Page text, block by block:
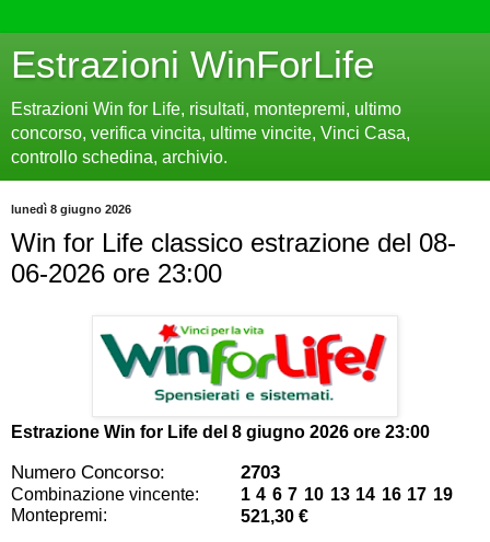
Estrazioni WinForLife
Estrazioni Win for Life, risultati, montepremi, ultimo
concorso, verifica vincita, ultime vincite, Vinci Casa,
controllo schedina, archivio.
lunedì 8 giugno 2026
Win for Life classico estrazione del 08-
06-2026 ore 23:00
Estrazione Win for Life del 8 giugno 2026 ore 23:00
Numero Concorso: 2703
Combinazione vincente:
1 4 6 7 10 13 14 16 17 19
Montepremi:
521,30 €